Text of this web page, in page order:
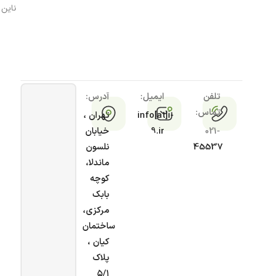
ناین
تلفن
تماس:
021-
45537
ایمیل:
info[at]i-
9.ir
آدرس:
تهران ،
خیابان
نلسون
ماندلا،
کوچه
بابک
مرکزی،
ساختمان
کیان ،
پلاک